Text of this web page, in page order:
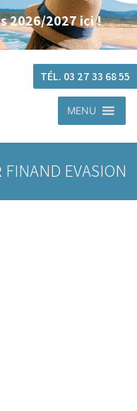
2026/2027 ici !
TÉL. 03 27 33 68 55
MENU
FINAND EVASION